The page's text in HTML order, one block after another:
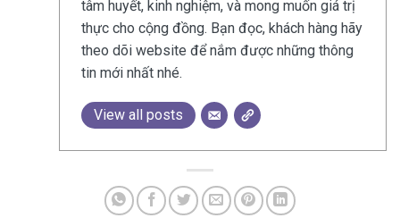
tâm huyết, kinh nghiệm, và mong muốn giá trị
thực cho cộng đồng. Bạn đọc, khách hàng hãy
theo dõi website để nắm được những thông
tin mới nhất nhé.
View all posts